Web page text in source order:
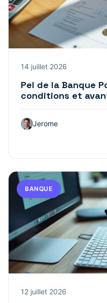
14 juillet 2026
Pel de la Banque
conditions et
Jerome
BANQUE
12 juillet 2026